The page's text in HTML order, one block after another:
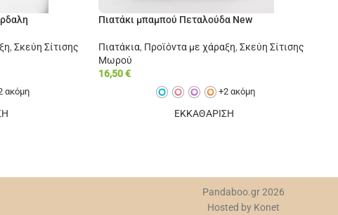
, Σκεύη Σίτισης
ακόμη
Πιατάκι μπαμπού Πεταλούδα New
Πιατάκια, Προϊόντα με χάραξη, Σκεύη Σίτισης
Μωρού
16,50€
+2 ακόμη
ΕΚΚΑΘΑΡΙΣΗ
Pandaboo.gr 2026
Hosted by Konet